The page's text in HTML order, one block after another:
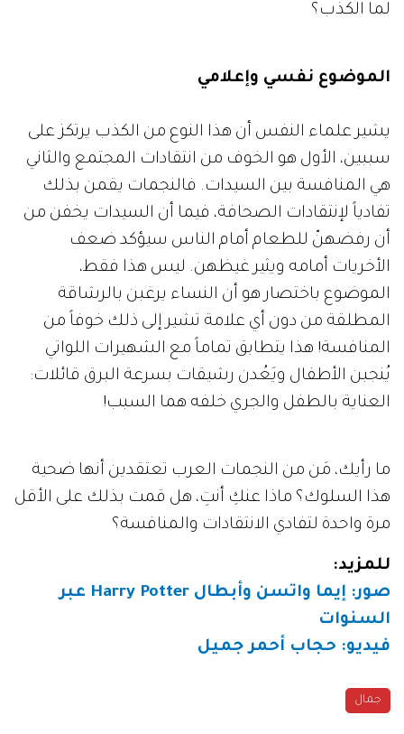
لما الكذب؟
الموضوع نفسي وإعلامي
يشير علماء النفس أن هذا النوع من الكذب يرتكز على
سببين، الأول هو الخوف من انتقادات المجتمع والثاني
هي المنافسة بين السيدات. فالنجمات يقمن بذلك
تفادياً لإنتقادات الصحافة، فيما أن السيدات يخفن من
أن رفضهنّ للطعام أمام الناس سيؤكد ضعف
الأخريات أمامه ويثير غيظهن. ليس هذا فقط،
الموضوع باختصار هو أن النساء يرغبن بالرشاقة
المطلقة من دون أي علامة تشير إلى ذلك خوفاً من
المنافسة! هذا يتطابق تماماً مع الشهيرات اللواتي
يُنجبن الأطفال ويَعُدن رشيقات بسرعة البرق قائلات:
العناية بالطفل والجري خلفه هما السبب!
ما رأيك، مَن من النجمات العرب تعتقدين أنها ضحية
هذا السلوك؟ ماذا عنكِ أنتِ، هل قمت بذلك على الأقل
مرة واحدة لتفادي الانتقادات والمنافسة؟
للمزيد:
صور: إيما واتسن وأبطال
عبر
السنوات
فيديو: حجاب أحمر جميل
جمال